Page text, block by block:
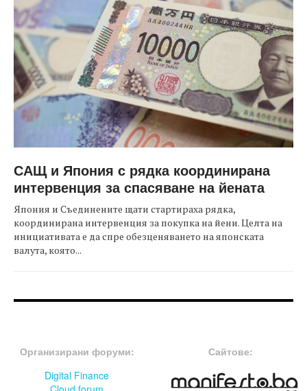
САЩ и Япония с рядка координирана
интервенция за спасяване на йената
Япония и Съединените щати стартираха рядка,
координирана интервенция за покупка на йени. Целта на
инициативата е да спре обезценяването на японската
валута, която...
Организирани форуми:
Digital Finance
Сайтове: